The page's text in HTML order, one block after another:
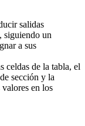
salidas
siguiendo un
a sus
celdas de la tabla, el
sección y la
en los